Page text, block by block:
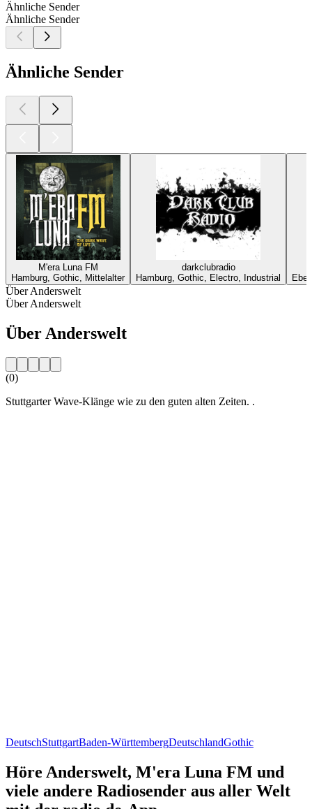
Ähnliche Sender
Ähnliche Sender
Ähnliche Sender
M'era Luna FM
Hamburg, Gothic, Mittelalter
darkclubradio
Hamburg, Gothic, Electro, Industrial
Über Anderswelt
Über Anderswelt
Über Anderswelt
(0)
Stuttgarter Wave-Klänge wie zu den guten alten Zeiten. .
DeutschStuttgartBaden-WürttembergDeutschlandGothic
Höre Anderswelt, M'era Luna FM und
viele andere Radiosender aus aller Welt